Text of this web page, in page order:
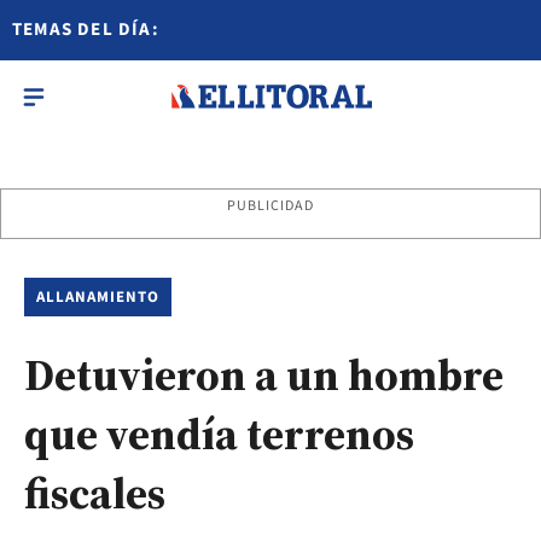
TEMAS DEL DÍA:
PUBLICIDAD
ALLANAMIENTO
Detuvieron a un hombre
que vendía terrenos
fiscales